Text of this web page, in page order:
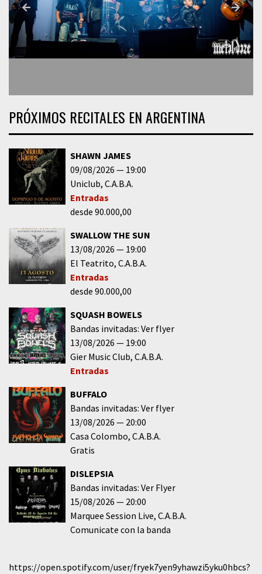
PRÓXIMOS RECITALES EN ARGENTINA
SHAWN JAMES
09/08/2026
19:00
Uniclub C.A.B.A.
Entradas
desde 90.000,00
SWALLOW THE SUN
13/08/2026
19:00
El Teatrito C.A.B.A.
Entradas
desde 90.000,00
SQUASH BOWELS
Bandas invitadas: Ver flyer
13/08/2026
19:00
Gier Music Club C.A.B.A.
Entradas
BUFFALO
Bandas invitadas: Ver flyer
13/08/2026
20:00
Casa Colombo C.A.B.A.
Gratis
DISLEPSIA
Bandas invitadas: Ver Flyer
15/08/2026
20:00
Marquee Session Live C.A.B.A.
Comunicate con la banda
https://open.spotify.com/user/fryek7yen9yhawzi5yku0hbcs?